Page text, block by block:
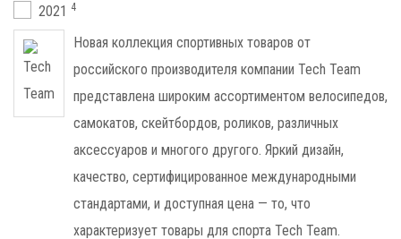
2021 4
Новая коллекция спортивных товаров от
российского производителя компании Tech Team
представлена широким ассортиментом велосипедов,
самокатов, скейтбордов, роликов, различных
аксессуаров и многого другого. Яркий дизайн,
качество, сертифицированное международными
стандартами, и доступная цена — то, что
характеризует товары для спорта Tech Team.